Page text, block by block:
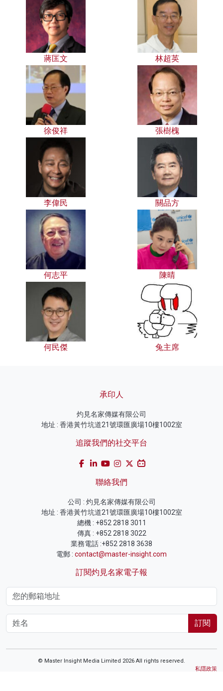
蔣匡文 林超英
徐俊祥 張樹槐
李偉民 關品方
何志平 陳晴
何民傑 兔主席
承印人
灼見名家傳媒有限公司
地址 : 香港黃竹坑道21號環匯廣場10樓1002室
追蹤我們的社交平台
聯絡我們
公司 : 灼見名家傳媒有限公司
地址 : 香港黃竹坑道21號環匯廣場10樓1002室
總機 : +852 2818 3011
傳真 : +852 2818 3022
業務電話 :+852 2818 3638
電郵 : contact@master-insight.com
訂閱灼見名家電子報
訂閱
© Master Insight Media Limited 2026 All rights reserved.
私隱政策